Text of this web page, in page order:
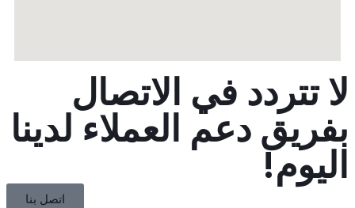
لا تتردد في الاتصال
بفريق دعم العملاء لدينا
اليوم!
اتصل بنا